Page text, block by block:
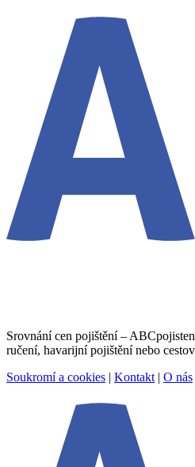
Srovnání cen pojištění –
ručení, havarijní pojištění nebo
Soukromí a cookies | Kontakt | O nás